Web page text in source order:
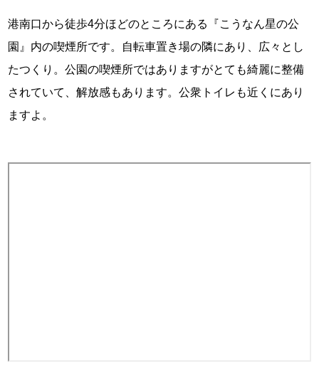
港南口から徒歩4分ほどのところにある『こうなん星の公
園』内の喫煙所です。自転車置き場の隣にあり、広々とし
たつくり。公園の喫煙所ではありますがとても綺麗に整備
されていて、解放感もあります。公衆トイレも近くにあり
ますよ。